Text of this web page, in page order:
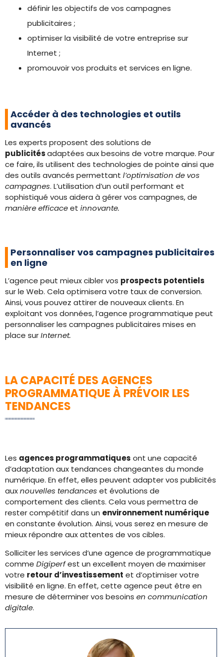
définir les objectifs de vos campagnes
publicitaires ;
optimiser la visibilité de votre entreprise sur
Internet ;
promouvoir vos produits et services en ligne.
Accéder à des technologies et outils
avancés
Les experts proposent des solutions de
publicitésadaptées aux besoins de votre marque. Pour
ce faire, ils utilisent des technologies de pointe ainsi que
des outils avancés permettant l’optimisation de vos
campagnes. L’utilisation d’un outil performant et
sophistiqué vous aidera à gérer vos campagnes, de
manière efficaceet innovante.
Personnaliser vos campagnes publicitaires
en ligne
L’agence peut mieux cibler vos prospects potentiels
sur le Web. Cela optimisera votre taux de conversion.
Ainsi, vous pouvez attirer de nouveaux clients. En
exploitant vos données, l’agence programmatique peut
personnaliser les campagnes publicitaires mises en
place surInternet.
LA CAPACITÉ DES AGENCES
PROGRAMMATIQUE À PRÉVOIR LES
TENDANCES
Les agences programmatiques ont une capacité
d’adaptation aux tendances changeantes du monde
numérique. En effet, elles peuvent adapter vos publicités
auxnouvelles tendances et évolutions de
comportement des clients. Cela vous permettra de
rester compétitif dans un environnement numérique
en constante évolution. Ainsi, vous serez en mesure de
mieux répondre aux attentes de vos cibles.
Solliciter les services d’une agence de programmatique
comme Digiperfest un excellent moyen de maximiser
votre retour d’investissement et d’optimiser votre
visibilité en ligne. En effet, cette agence peut être en
mesure de déterminer vos besoins en communication
digitale.